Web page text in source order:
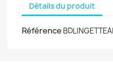
Détails du produit
Référence